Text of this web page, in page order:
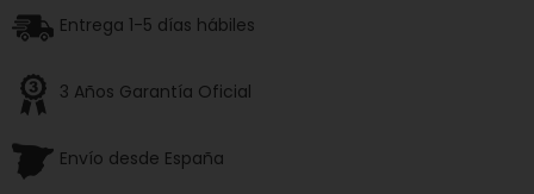
Entrega 1-5 días hábiles
3 Años Garantía Oficial
Envío desde España